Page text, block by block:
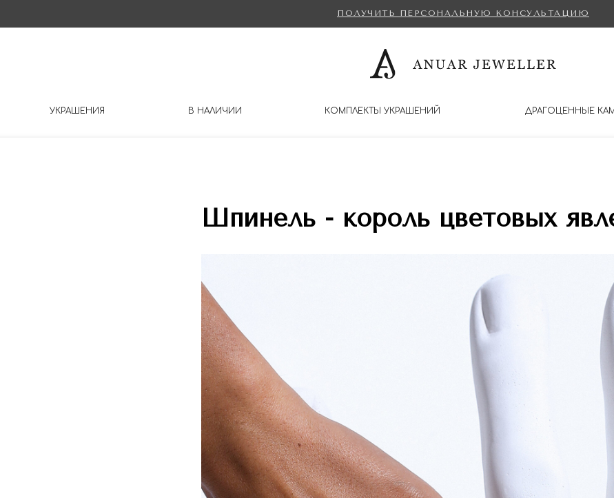
ДРАГОЦЕННЫЕ
УКРАШЕНИЯ КОМПЛЕКТЫ УКРАШЕНИЙ
В НАЛИЧИИ
ПОЛУЧИТЬ ПЕРСОНАЛЬНУЮ КОНСУЛЬТАЦИЮ
Шпинель - король цветовых